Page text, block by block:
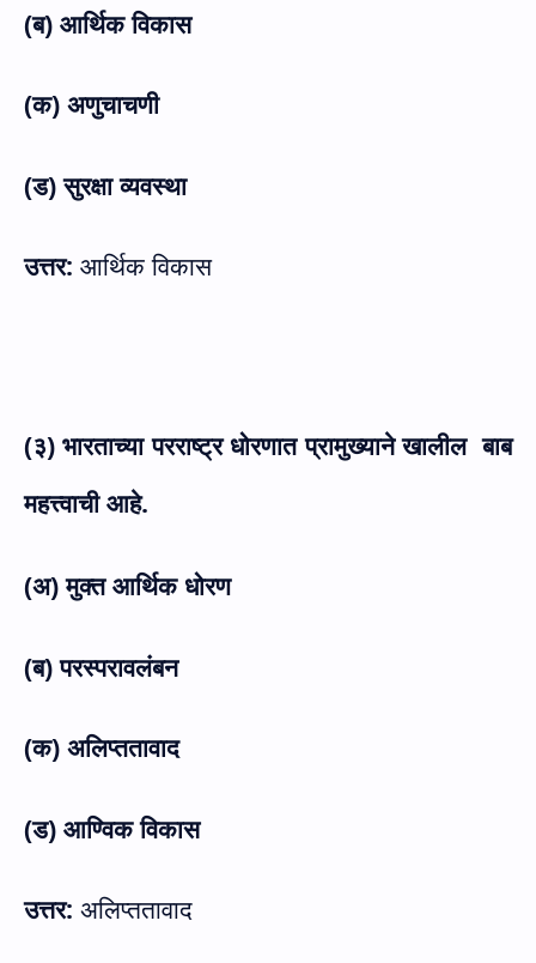
(ब) आर्थिक विकास
(क) अणुचाचणी
(ड) सुरक्षा व्यवस्था
उत्तर: आर्थिक विकास
(३) भारताच्या परराष्ट्र धोरणात प्रामुख्याने खालील बाब
महत्त्वाची आहे.
(अ) मुक्त आर्थिक धोरण
(ब) परस्परावलंबन
(क) अलिप्ततावाद
(ड) आण्विक विकास
उत्तर: अलिप्ततावाद